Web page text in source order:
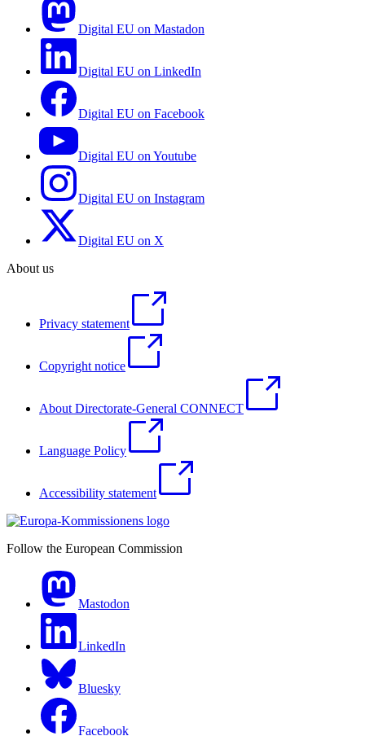
Digital EU on Mastadon
Digital EU on LinkedIn
Digital EU on Facebook
Digital EU on Youtube
Digital EU on Instagram
Digital EU on X
About us
Privacy statement
Copyright notice
About Directorate-General CONNECT
Language Policy
Accessibility statement
Follow the European Commission
Mastodon
LinkedIn
Bluesky
Facebook